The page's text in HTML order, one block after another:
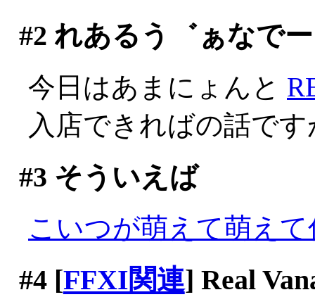
#2 れあるう゛ぁなで
今日はあまにょんと
入店できればの話で
#3 そういえば
こいつが萌えて萌え
#4[FFXI関連] Real